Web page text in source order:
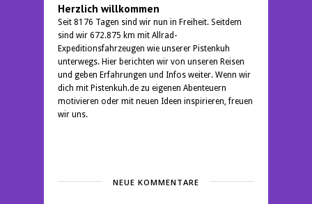
Herzlich willkommen
Seit 8176 Tagen sind wir nun in Freiheit. Seitdem
sind wir 672.875 km mit Allrad-
Expeditionsfahrzeugen wie unserer Pistenkuh
unterwegs. Hier berichten wir von unseren Reisen
und geben Erfahrungen und Infos weiter. Wenn wir
dich mit Pistenkuh.de zu eigenen Abenteuern
motivieren oder mit neuen Ideen inspirieren, freuen
wir uns.
NEUE KOMMENTARE